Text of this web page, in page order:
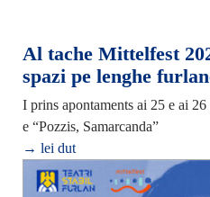
Al tache Mittelfest
spazi pe lenghe
I prins apontaments ai 25 e ai
e “Pozzis, Samarcanda”
→ lei dut